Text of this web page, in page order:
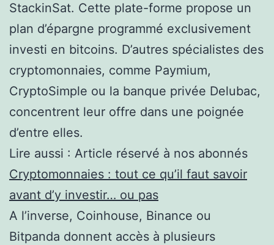
StackinSat. Cette plate-forme propose un
plan d’épargne programmé exclusivement
investi en bitcoins. D’autres spécialistes des
cryptomonnaies, comme Paymium,
CryptoSimple ou la banque privée Delubac,
concentrent leur offre dans une poignée
d’entre elles.
Lire aussi : Article réservé à nos abonnés
Cryptomonnaies : tout ce qu’il faut savoir
avant d’y investir… ou pas
A l’inverse, Coinhouse, Binance ou
Bitpanda donnent accès à plusieurs